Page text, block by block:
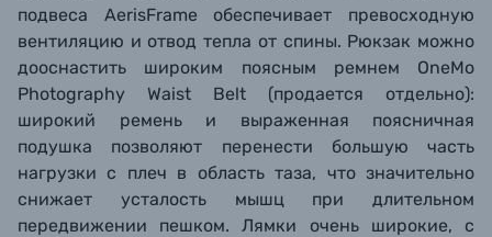
подвеса AerisFrame обеспечивает превосходную
вентиляцию и отвод тепла от спины. Рюкзак можно
дооснастить широким поясным ремнем OneMo
Photography Waist Belt (продается отдельно):
широкий ремень и выраженная поясничная
подушка позволяют перенести большую часть
нагрузки с плеч в область таза, что значительно
снижает усталость мышц при длительном
передвижении пешком. Лямки очень широкие, с